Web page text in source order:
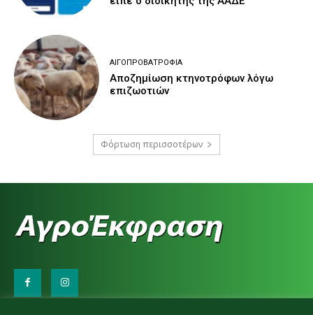
ΑΙΓΟΠΡΟΒΑΤΡΟΦΊΑ
Αποζημίωση κτηνοτρόφων λόγω
επιζωοτιών
Φόρτωση περισσοτέρων